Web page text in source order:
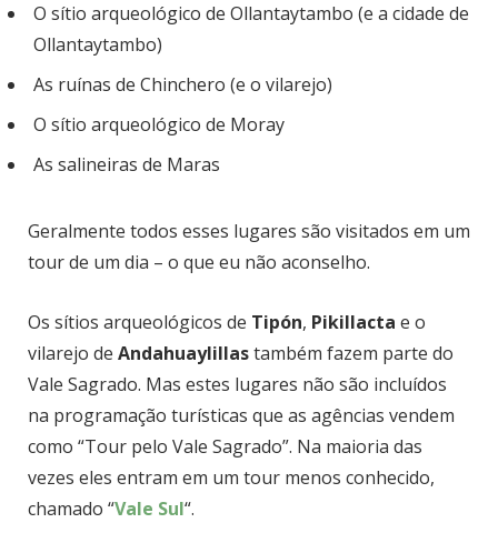
O sítio arqueológico de Ollantaytambo (e a cidade de
Ollantaytambo)
As ruínas de Chinchero (e o vilarejo)
O sítio arqueológico de Moray
As salineiras de Maras
Geralmente todos esses lugares são visitados em um
tour de um dia – o que eu não aconselho.
Os sítios arqueológicos de Tipón, Pikillacta e o
vilarejo de Andahuaylillastambém fazem parte do
Vale Sagrado. Mas estes lugares não são incluídos
na programação turísticas que as agências vendem
como “Tour pelo Vale Sagrado”. Na maioria das
vezes eles entram em um tour menos conhecido,
chamado “Vale Sul“.